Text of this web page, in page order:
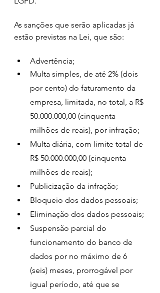
As sanções que serão aplicadas já
estão previstas na Lei, que são:
Advertência;
Multa simples, de até 2% (dois
por cento) do faturamento da
empresa, limitada, no total, a R$
50.000.000,00 (cinquenta
milhões de reais), por infração;
Multa diária, com limite total de
R$ 50.000.000,00 (cinquenta
milhões de reais);
Publicização da infração;
Bloqueio dos dados pessoais;
Eliminação dos dados pessoais;
Suspensão parcial do
funcionamento do banco de
dados por no máximo de 6
(seis) meses, prorrogável por
igual período, até que se